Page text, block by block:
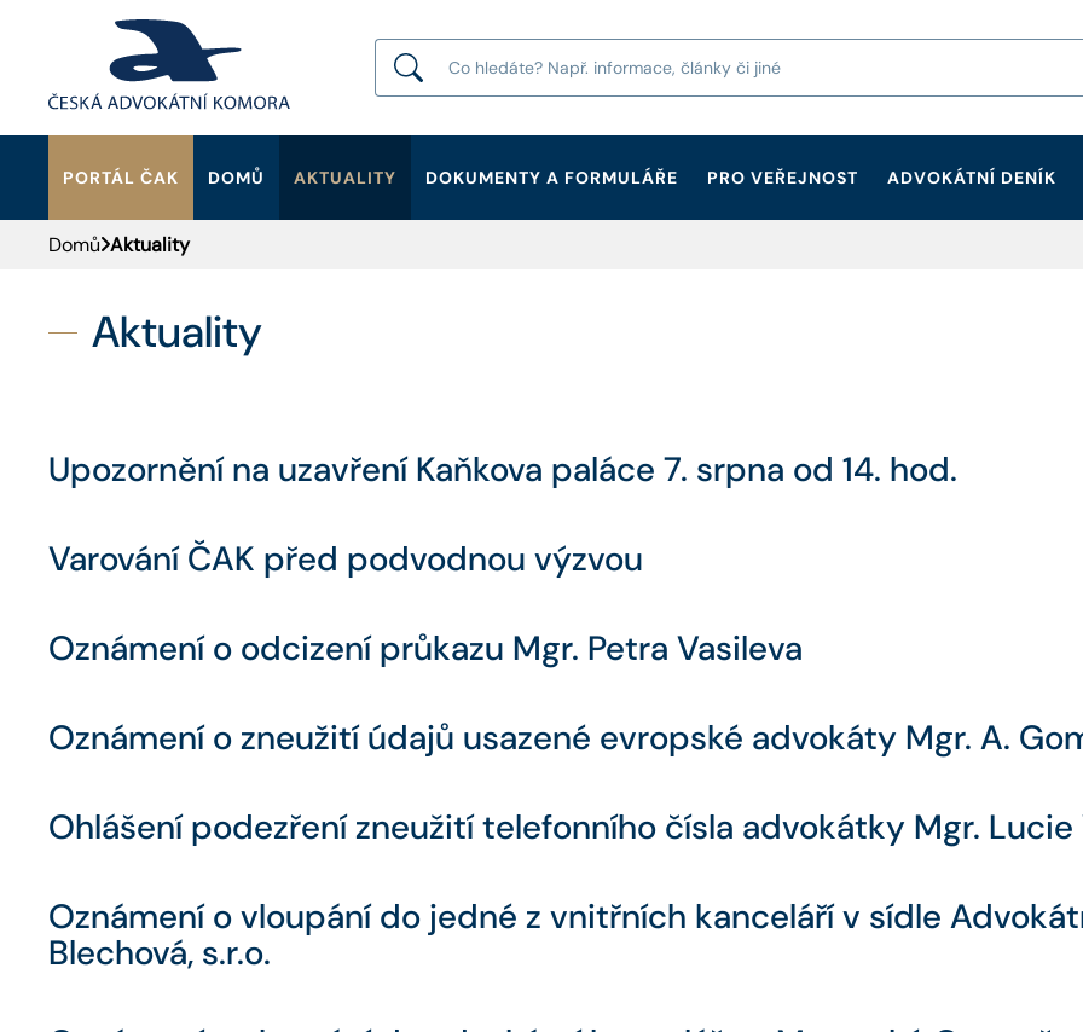
PORTÁL ČAK DOMŮ AKTUALITY DOKUMENTY A FORMULÁŘE PRO VEŘEJNOST
ADVOKÁTNÍ DENÍK
HLEDAT
Domů Aktuality
Aktuality
Upozornění na uzavření Kaňkova paláce 7. srpna od 14. hod.
Varování ČAK před podvodnou výzvou
Oznámení o odcizení průkazu Mgr. Petra Vasileva
Oznámení o zneužití údajů usazené evropské advokáty Mgr. A.
Ohlášení podezření zneužití telefonního čísla advokátky Mgr.
Oznámení o vloupání do jedné z vnitřních kanceláří v sídle
Blechová, s.r.o.